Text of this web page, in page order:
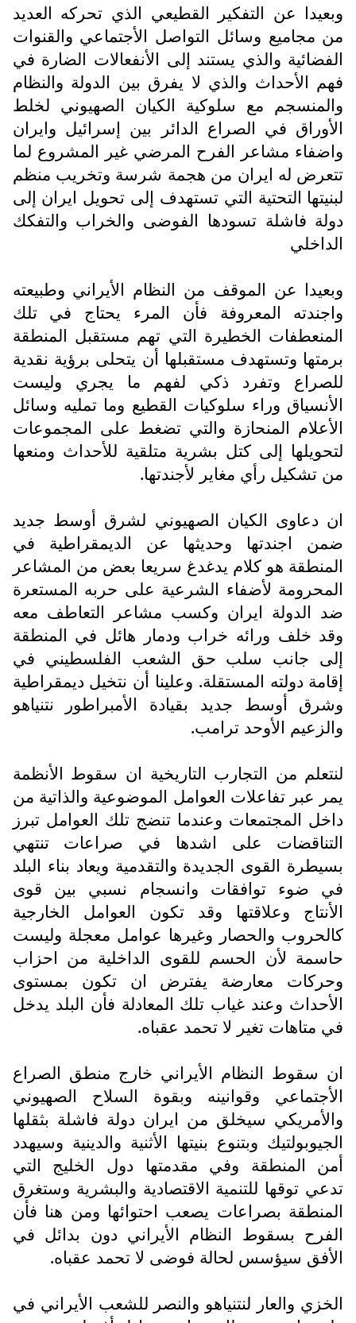
وبعيدا عن التفكير القطيعي الذي تحركه العديد
من مجاميع وسائل التواصل الأجتماعي والقنوات
الفضائية والذي يستند إلى الأنفعالات الضارة في
فهم الأحداث والذي لا يفرق بين الدولة والنظام
والمنسجم مع سلوكية الكيان الصهيوني لخلط
الأوراق في الصراع الدائر بين إسرائيل وايران
واضفاء مشاعر الفرح المرضي غير المشروع لما
تتعرض له ايران من هجمة شرسة وتخريب منظم
لبنيتها التحتية التي تستهدف إلى تحويل ايران إلى
دولة فاشلة تسودها الفوضى والخراب والتفكك
الداخلي
وبعيدا عن الموقف من النظام الأيراني وطبيعته
واجندته المعروفة فأن المرء يحتاج في تلك
المنعطفات الخطيرة التي تهم مستقبل المنطقة
برمتها وتستهدف مستقبلها أن يتحلى برؤية نقدية
للصراع وتفرد ذكي لفهم ما يجري وليست
الأنسياق وراء سلوكيات القطيع وما تمليه وسائل
الأعلام المنحازة والتي تضغط على المجموعات
لتحويلها إلى كتل بشرية متلقية للأحداث ومنعها
من تشكيل رأي مغاير لأجندتها.
ان دعاوى الكيان الصهيوني لشرق أوسط جديد
ضمن اجندتها وحديثها عن الديمقراطية في
المنطقة هو كلام يدغدغ سريعا بعض من المشاعر
المحرومة لأضفاء الشرعية على حربه المستعرة
ضد الدولة ايران وكسب مشاعر التعاطف معه
وقد خلف ورائه خراب ودمار هائل في المنطقة
إلى جانب سلب حق الشعب الفلسطيني في
إقامة دولته المستقلة. وعلينا أن نتخيل ديمقراطية
وشرق أوسط جديد بقيادة الأمبراطور نتنياهو
والزعيم الأوحد ترامب.
لنتعلم من التجارب التاريخية ان سقوط الأنظمة
يمر عبر تفاعلات العوامل الموضوعية والذاتية من
داخل المجتمعات وعندما تنضج تلك العوامل تبرز
التناقضات على اشدها في صراعات تنتهي
بسيطرة القوى الجديدة والتقدمية ويعاد بناء البلد
في ضوء توافقات وانسجام نسبي بين قوى
الأنتاج وعلاقتها وقد تكون العوامل الخارجية
كالحروب والحصار وغيرها عوامل معجلة وليست
حاسمة لأن الحسم للقوى الداخلية من احزاب
وحركات معارضة يفترض ان تكون بمستوى
الأحداث وعند غياب تلك المعادلة فأن البلد يدخل
في متاهات تغير لا تحمد عقباه.
ان سقوط النظام الأيراني خارج منطق الصراع
الأجتماعي وقوانينه وبقوة السلاح الصهيوني
والأمريكي سيخلق من ايران دولة فاشلة بثقلها
الجيوبولتيك وبتنوع بنيتها الأثنية والدينية وسيهدد
أمن المنطقة وفي مقدمتها دول الخليج التي
تدعي توقها للتنمية الاقتصادية والبشرية وستغرق
المنطقة بصراعات يصعب احتوائها ومن هنا فأن
الفرح بسقوط النظام الأيراني دون بدائل في
الأفق سيؤسس لحالة فوضى لا تحمد عقباه.
الخزي والعار لنتنياهو والنصر للشعب الأيراني في